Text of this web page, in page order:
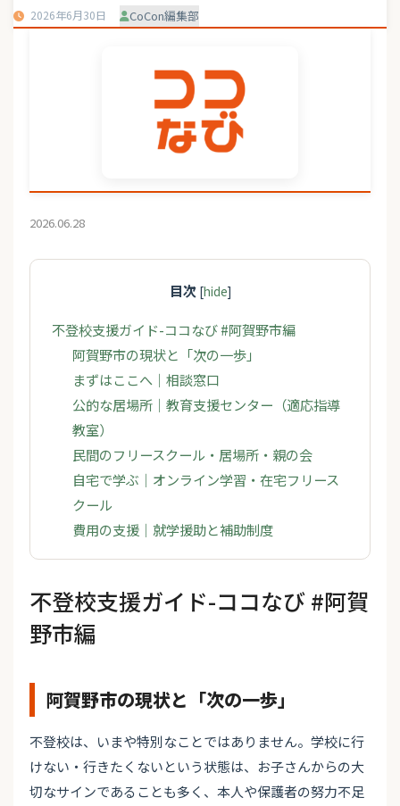
2026年6月30日 CoCon編集部
2026.06.28
目次 [hide]
不登校支援ガイド-ココなび #阿賀野市編
阿賀野市の現状と「次の一歩」
まずはここへ｜相談窓口
公的な居場所｜教育支援センター（適応指導
教室）
民間のフリースクール・居場所・親の会
自宅で学ぶ｜オンライン学習・在宅フリース
クール
費用の支援｜就学援助と補助制度
不登校支援ガイド-ココなび #阿賀
野市編
阿賀野市の現状と「次の一歩」
不登校は、いまや特別なことではありません。学校に行
けない・行きたくないという状態は、お子さんからの大
切なサインであることも多く、本人や保護者の努力不足